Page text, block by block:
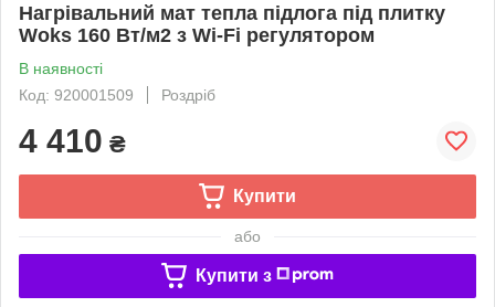
Нагрівальний мат тепла підлога під плитку
Woks 160 Вт/м2 з Wi-Fi регулятором
В наявності
Код: 920001509
Роздріб
4 410 ₴
Купити
або
Купити з